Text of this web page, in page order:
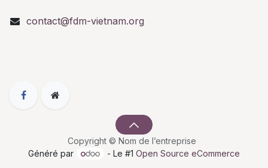
contact@fdm-vietnam.org
Copyright © Nom de l’entreprise
Généré par
- Le #1Open Source eCommerce